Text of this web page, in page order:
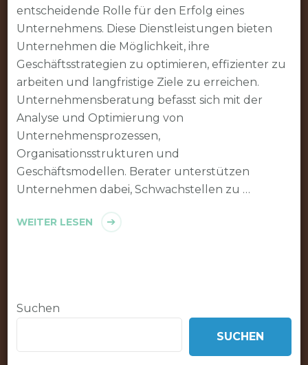
entscheidende Rolle für den Erfolg eines
Unternehmens. Diese Dienstleistungen bieten
Unternehmen die Möglichkeit, ihre
Geschäftsstrategien zu optimieren, effizienter zu
arbeiten und langfristige Ziele zu erreichen.
Unternehmensberatung befasst sich mit der
Analyse und Optimierung von
Unternehmensprozessen,
Organisationsstrukturen und
Geschäftsmodellen. Berater unterstützen
Unternehmen dabei, Schwachstellen zu …
WEITER LESEN
Suchen
SUCHEN